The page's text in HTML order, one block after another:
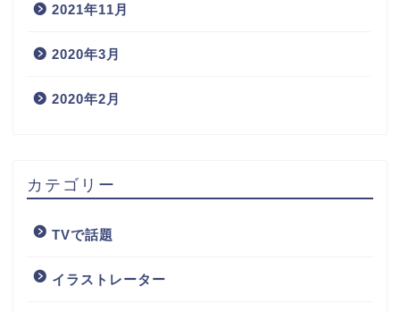
2021年11月
2020年3月
2020年2月
カテゴリー
TVで話題
イラストレーター